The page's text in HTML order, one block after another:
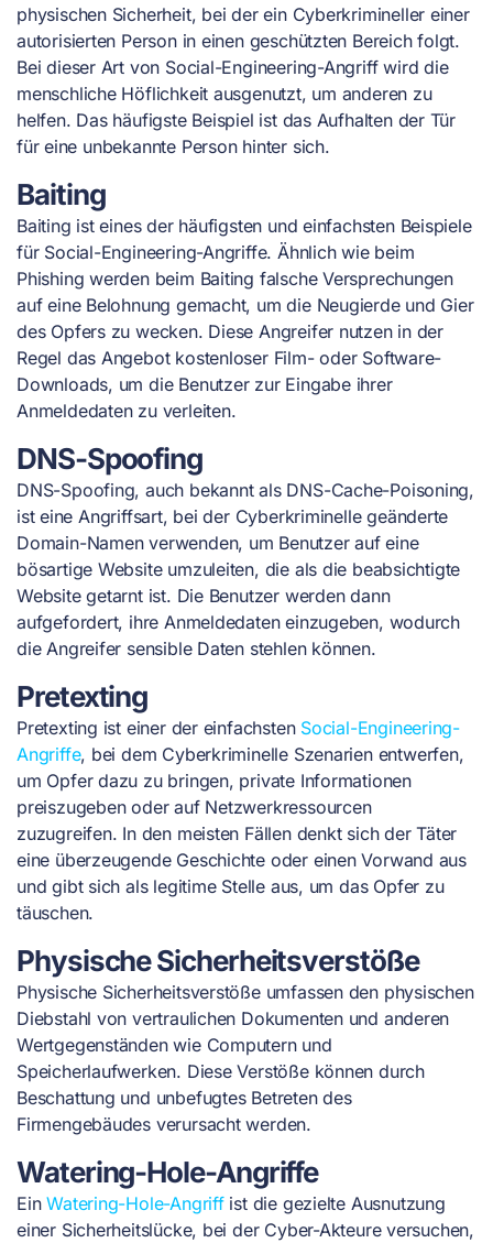
physischen Sicherheit, bei der ein Cyberkrimineller einer
autorisierten Person in einen geschützten Bereich folgt.
Bei dieser Art von Social-Engineering-Angriff wird die
menschliche Höflichkeit ausgenutzt, um anderen zu
helfen. Das häufigste Beispiel ist das Aufhalten der Tür
für eine unbekannte Person hinter sich.
Baiting
Baiting ist eines der häufigsten und einfachsten Beispiele
für Social-Engineering-Angriffe. Ähnlich wie beim
Phishing werden beim Baiting falsche Versprechungen
auf eine Belohnung gemacht, um die Neugierde und Gier
des Opfers zu wecken. Diese Angreifer nutzen in der
Regel das Angebot kostenloser Film- oder Software-
Downloads, um die Benutzer zur Eingabe ihrer
Anmeldedaten zu verleiten.
DNS-Spoofing
DNS-Spoofing, auch bekannt als DNS-Cache-Poisoning,
ist eine Angriffsart, bei der Cyberkriminelle geänderte
Domain-Namen verwenden, um Benutzer auf eine
bösartige Website umzuleiten, die als die beabsichtigte
Website getarnt ist. Die Benutzer werden dann
aufgefordert, ihre Anmeldedaten einzugeben, wodurch
die Angreifer sensible Daten stehlen können.
Pretexting
Pretexting ist einer der einfachsten Social-Engineering-
Angriffe, bei dem Cyberkriminelle Szenarien entwerfen,
um Opfer dazu zu bringen, private Informationen
preiszugeben oder auf Netzwerkressourcen
zuzugreifen. In den meisten Fällen denkt sich der Täter
eine überzeugende Geschichte oder einen Vorwand aus
und gibt sich als legitime Stelle aus, um das Opfer zu
täuschen.
Physische Sicherheitsverstöße
Physische Sicherheitsverstöße umfassen den physischen
Diebstahl von vertraulichen Dokumenten und anderen
Wertgegenständen wie Computern und
Speicherlaufwerken. Diese Verstöße können durch
Beschattung und unbefugtes Betreten des
Firmengebäudes verursacht werden.
Watering-Hole-Angriffe
EinWatering-Hole-Angriffist die gezielte Ausnutzung
einer Sicherheitslücke, bei der Cyber-Akteure versuchen,